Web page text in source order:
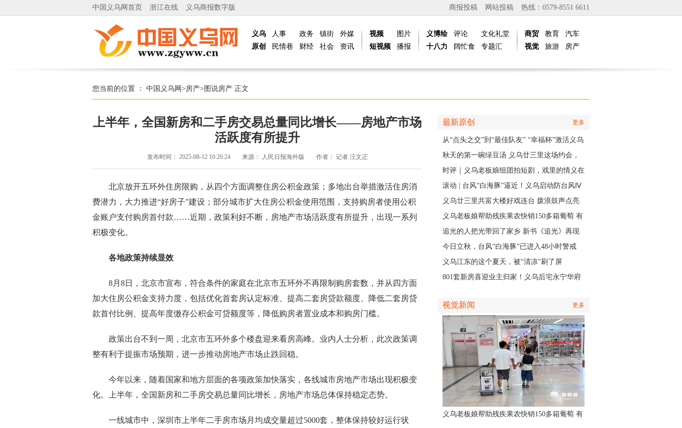
中国义乌网首页 浙江在线 义乌商报数字版 热线：0579-8551 6611
网站投稿
商报投稿
义乌
原创
人事
民情巷
政务
财经
镇街
社会
外媒
资讯
视频
短视频
图片
播报
义博绘
十八力
评论
阔忙食
文化礼堂
专题汇
商贸
视觉
教育
旅游
汽车
房产
您当前的位置 ： 中国义乌网 >房产> 图说房产 正文
上半年，全国新房和二手房交易总量同比增长——房地产市场
活跃度有所提升
发布时间： 2025-08-12 10:20:24 来源： 人民日报海外版 作者： 记者 汪文正
北京放开五环外住房限购，从四个方面调整住房公积金政策；多地出台举措激活住房消
费潜力，大力推进“好房子”建设；部分城市扩大住房公积金使用范围，支持购房者使用公积
金账户支付购房首付款……近期，政策利好不断，房地产市场活跃度有所提升，出现一系列
积极变化。
各地政策持续显效
8月8日，北京市宣布，符合条件的家庭在北京市五环外不再限制购房套数，并从四方面
加大住房公积金支持力度，包括优化首套房认定标准、提高二套房贷款额度、降低二套房贷
款首付比例、提高年度缴存公积金可贷额度等，降低购房者置业成本和购房门槛。
政策出台不到一周，北京市五环外多个楼盘迎来看房高峰。业内人士分析，此次政策调
整有利于提振市场预期，进一步推动房地产市场止跌回稳。
今年以来，随着国家和地方层面的各项政策加快落实，各线城市房地产市场出现积极变
化。上半年，全国新房和二手房交易总量同比增长，房地产市场总体保持稳定态势。
一线城市中，深圳市上半年二手房市场月均成交量超过5000套，整体保持较好运行状
最新原创 更多
从“点头之交”到“最佳队友” “幸福杯”激活义乌
稠江邻里情
秋天的第一碗绿豆汤 义乌廿三里这场约会，
主角是快递小哥
时评｜义乌老板娘组团拍短剧，戏里的情义在
现实中有了回响
滚动 | 台风“白海豚”逼近！义乌启动防台风Ⅳ
级应急响应
义乌廿三里共富大楼好戏连台 拨浪鼓声点亮
乡村之夜
义乌老板娘帮助残疾果农快销150多箱葡萄 有
人认出她还主演了部短剧
追光的人把光带回了家乡 新书《追光》再现
义商与一座城的双向奔赴
今日立秋，台风“白海豚”已进入48小时警戒
线，义乌风雨时间、雨量公布
义乌江东的这个夏天，被“清凉”刷了屏
801套新房喜迎业主归家！义乌后宅永宁华府
视觉新闻 更多
义乌老板娘帮助残疾果农快销150多箱葡萄 有